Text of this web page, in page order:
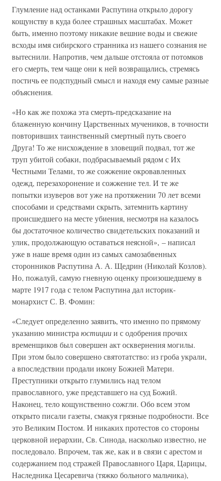
Глумление над останками Распутина открыло дорогу
кощунству в куда более страшных масштабах. Может
быть, именно поэтому никакие вешние воды и свежие
всходы имя сибирского странника из нашего сознания не
вытеснили. Напротив, чем дальше отстояла от потомков
его смерть, тем чаще они к ней возвращались, стремясь
постичь ее подспудный смысл и находя ему самые разные
объяснения.
«Но как же похожа эта смерть-предсказание на
блаженную кончину Царственных мучеников, в точности
повторивших таинственный смертный путь своего
Друга! То же нисхождение в зловещий подвал, тот же
труп убитой собаки, подбрасываемый рядом с Их
Честными Телами, то же сожжение окровавленных
одежд, перезахоронение и сожжение тел. И те же
попытки изуверов вот уже на протяжении 70 лет всеми
способами и средствами скрыть, затемнить картину
происшедшего на месте убиения, несмотря на казалось
бы достаточное количество свидетельских показаний и
улик, продолжающую оставаться неясной», – написал
уже в наше время один из самых самозабвенных
сторонников Распутина А. А. Щедрин (Николай Козлов).
Но, пожалуй, самую гневную оценку произошедшему в
марте 1917 года с телом Распутина дал историк-
монархист С. В. Фомин:
«Следует определенно заявить, что именно по прямому
указанию министра юстициии с одобрения прочих
временщиков был совершен акт осквернения могилы.
При этом было совершено святотатство: из гроба украли,
а впоследствии продали икону Божией Матери.
Преступники открыто глумились над телом
православного, уже представшего на суд Божий.
Наконец, тело кощунственно сожгли. Обо всем этом
открыто писали газеты, смакуя грязные подробности. Все
это Великим Постом. И никаких протестов со стороны
церковной иерархии, Св. Синода, насколько известно, не
последовало. Впрочем, так же, как и в связи с арестом и
содержанием под стражей Православного Царя, Царицы,
Наследника Цесаревича (тяжко больного мальчика),